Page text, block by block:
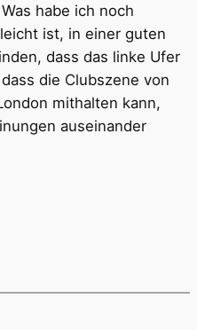
habe ich noch
ist, in einer guten
dass das linke Ufer
die Clubszene von
mithalten kann,
auseinander